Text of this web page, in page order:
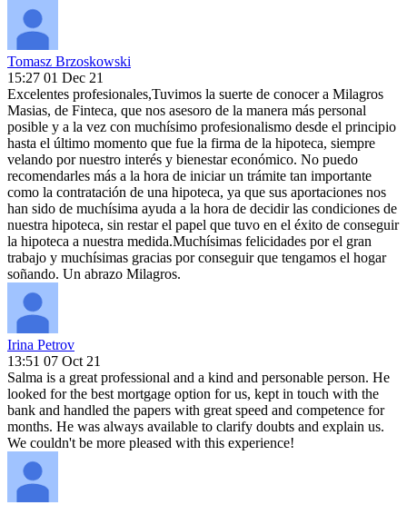
Tomasz Brzoskowski
15:27 01 Dec 21
Excelentes profesionales,Tuvimos la suerte de conocer a Milagros
Masias, de Finteca, que nos asesoro de la manera más personal
posible y a la vez con muchísimo profesionalismo desde el principio
hasta el último momento que fue la firma de la hipoteca, siempre
velando por nuestro interés y bienestar económico. No puedo
recomendarles más a la hora de iniciar un trámite tan importante
como la contratación de una hipoteca, ya que sus aportaciones nos
han sido de muchísima ayuda a la hora de decidir las condiciones de
nuestra hipoteca, sin restar el papel que tuvo en el éxito de conseguir
la hipoteca a nuestra medida.Muchísimas felicidades por el gran
trabajo y muchísimas gracias por conseguir que tengamos el hogar
soñando. Un abrazo Milagros.
Irina Petrov
13:51 07 Oct 21
Salma is a great professional and a kind and personable person. He
looked for the best mortgage option for us, kept in touch with the
bank and handled the papers with great speed and competence for
months. He was always available to clarify doubts and explain us.
We couldn't be more pleased with this experience!